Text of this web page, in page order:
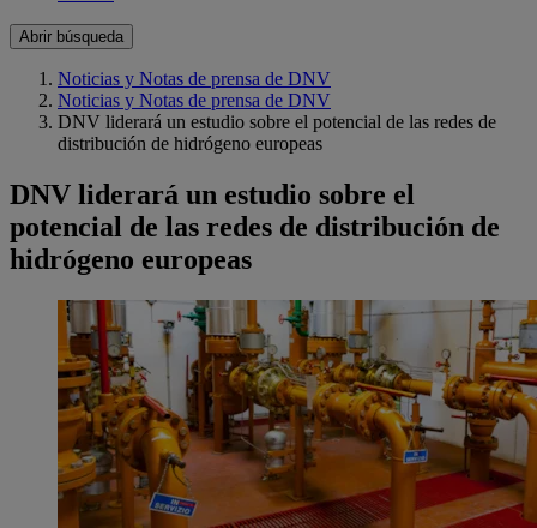
Abrir búsqueda
Noticias y Notas de prensa de DNV
Noticias y Notas de prensa de DNV
DNV liderará un estudio sobre el potencial de las redes de
distribución de hidrógeno europeas
DNV liderará un estudio sobre el
potencial de las redes de distribución de
hidrógeno europeas